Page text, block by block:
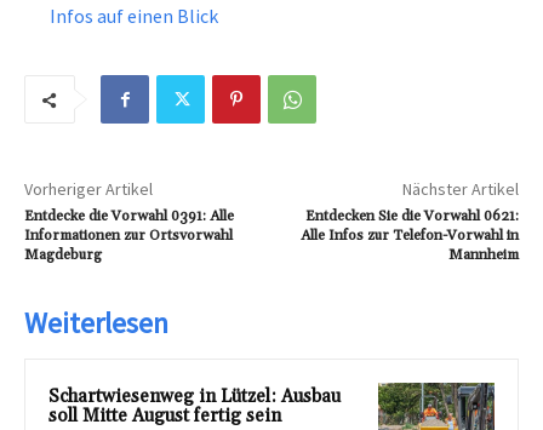
Infos auf einen Blick
Vorheriger Artikel
Entdecke die Vorwahl 0391: Alle
Informationen zur Ortsvorwahl
Magdeburg
Nächster Artikel
Entdecken Sie die Vorwahl 0621:
Alle Infos zur Telefon-Vorwahl in
Mannheim
Weiterlesen
Schartwiesenweg in Lützel: Ausbau
soll Mitte August fertig sein